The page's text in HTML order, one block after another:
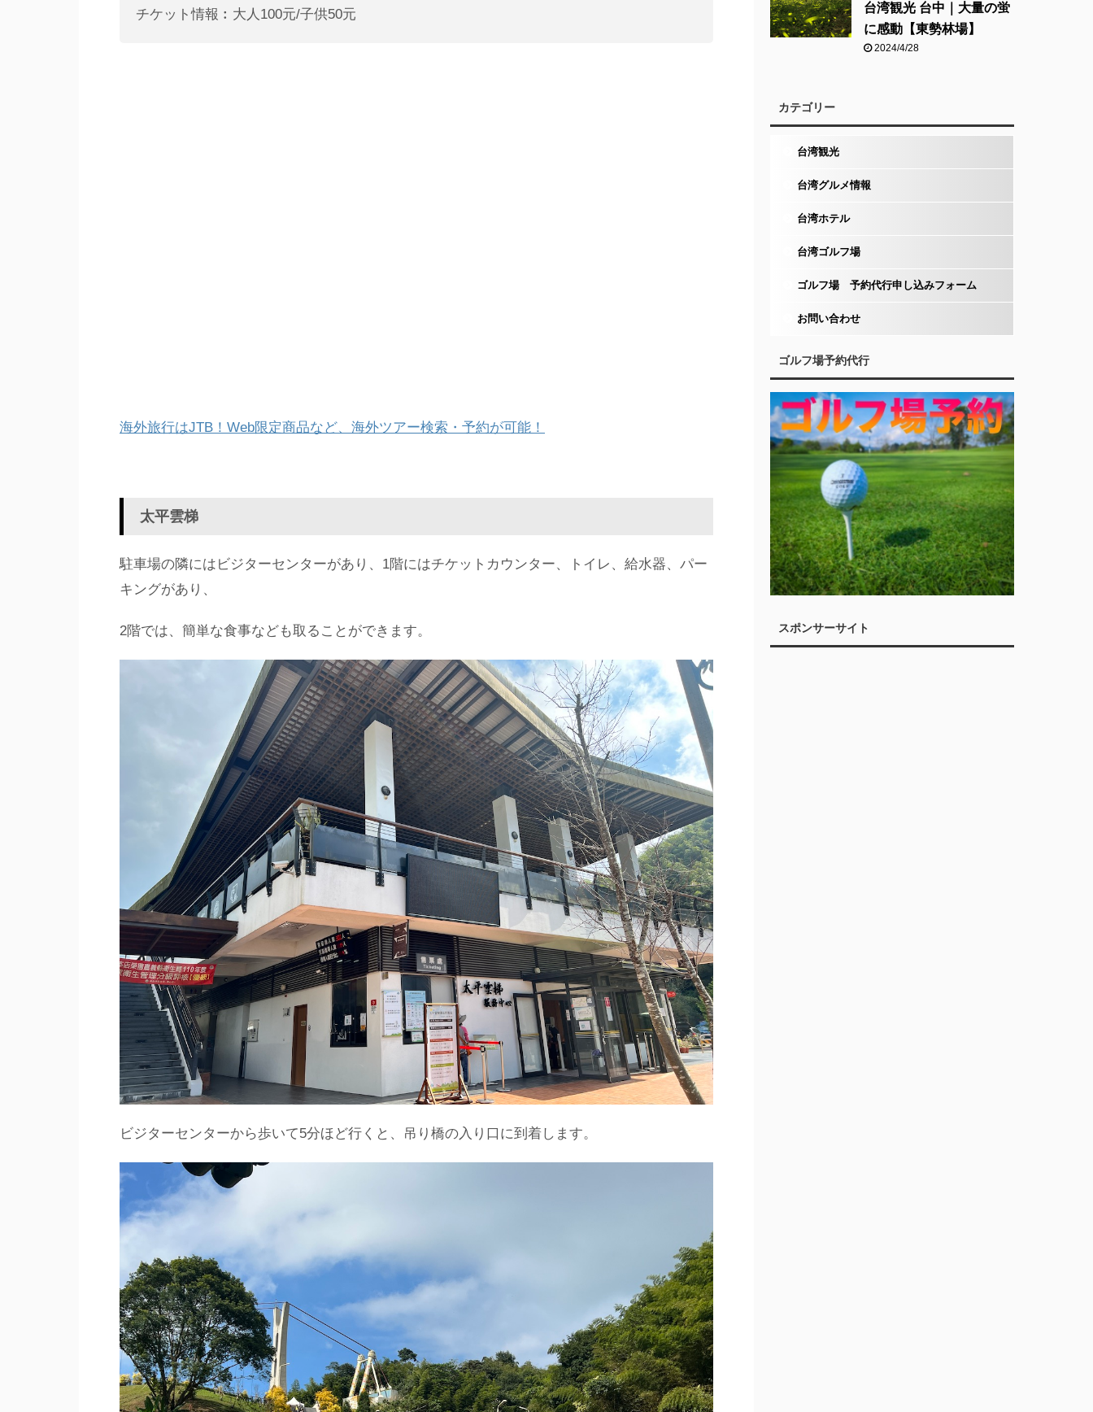
チケット情報︰大人100元/子供50元
海外旅行はJTB！Web限定商品など、海外ツアー検索・予約が可能！
太平雲梯
駐車場の隣にはビジターセンターがあり、1階にはチケットカウンター、トイレ、給水器、パー
キングがあり、
2階では、簡単な食事なども取ることができます。
ビジターセンターから歩いて5分ほど行くと、吊り橋の入り口に到着します。
台湾観光 台中｜大量の蛍
に感動【東勢林場】
2024/4/28
カテゴリー
台湾観光
台湾グルメ情報
台湾ホテル
台湾ゴルフ場
ゴルフ場 予約代行申し込みフォーム
お問い合わせ
ゴルフ場予約代行
スポンサーサイト